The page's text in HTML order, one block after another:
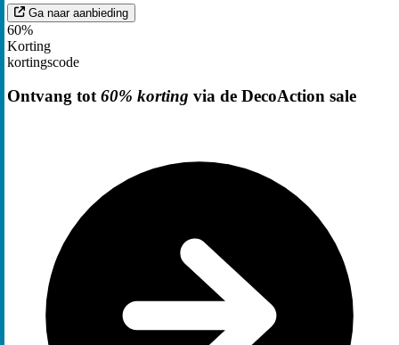
Ga naar aanbieding
60%
Korting
kortingscode
Ontvang tot60% korting via de DecoAction sale